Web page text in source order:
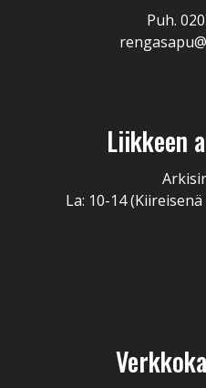
Puh.
Liikkeen
La: 10-14